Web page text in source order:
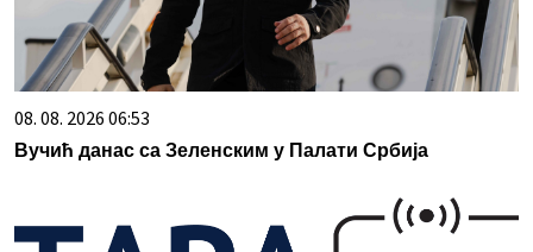
08. 08. 2026 06:53
Вучић данас са Зеленским у Палати Србија